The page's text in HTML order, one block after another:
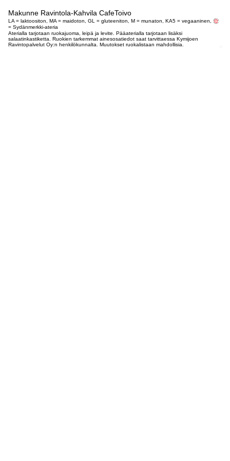
Makunne Ravintola-Kahvila CafeToivo
LA = laktoositon, MA = maidoton, GL = gluteeniton, M = munaton, KA5 = vegaaninen,
= Sydänmerkki-ateria
Aterialla tarjotaan ruokajuoma, leipä ja levite. Pääaterialla tarjotaan lisäksi
salaatinkastiketta. Ruokien tarkemmat ainesosatiedot saat tarvittaessa Kymijoen
Ravintopalvelut Oy:n henkilökunnalta. Muutokset ruokalistaan mahdollisia.